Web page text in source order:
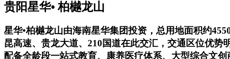
贵阳星华• 柏樾龙山
星华•柏樾龙山由海南星华集团投资，总用地面积约
昆高速、贵龙大道、210国道在此交汇，交通区位优
配备全龄段一站式教育、康养医疗体系、大型综合文